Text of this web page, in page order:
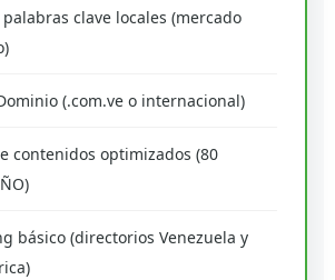
clave locales (mercado
(.com.ve o internacional)
contenidos optimizados (80
básico (directorios Venezuela y